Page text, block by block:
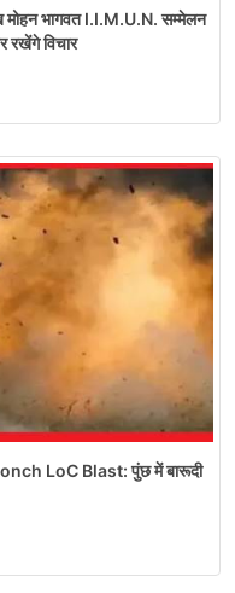
मोहन भागवत I.I.M.U.N. सम्मेलन
रखेंगे विचार
LoC Blast: पुंछ में बारूदी